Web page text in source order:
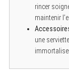
rincer
maintenir
une